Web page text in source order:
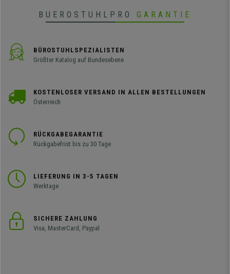
BUEROSTUHLPRO GARANTIE
BÜROSTUHLSPEZIALISTEN
Größter Katalog auf Bundesebene
KOSTENLOSER VERSAND IN ALLEN BESTELLUNGEN
Österreich
RÜCKGABEGARANTIE
Rückgabefrist bis zu 30 Tage
LIEFERUNG IN 3-5 TAGEN
Werktage
SICHERE ZAHLUNG
Visa, MasterCard, Paypal